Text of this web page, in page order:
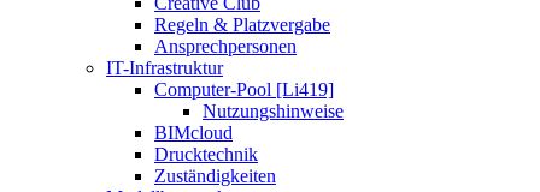
Regeln & Platzvergabe
Ansprechpersonen
IT-Infrastruktur
Computer-Pool [Li419]
Nutzungshinweise
BIMcloud
Drucktechnik
Zuständigkeiten